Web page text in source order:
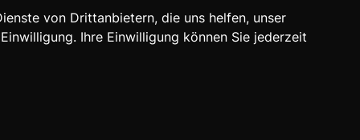
von Drittanbietern, die uns helfen, unser
Ihre Einwilligung können Sie jederzeit